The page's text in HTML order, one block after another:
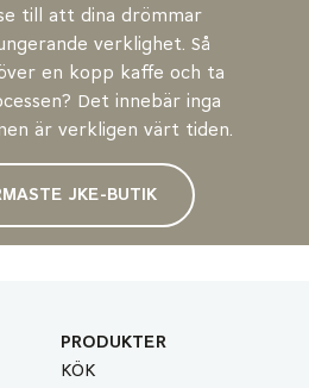
till att dina drömmar
verklighet. Så
en kopp kaffe och ta
Det innebär inga
är verkligen värt tiden.
JKE-BUTIK
PRODUKTER
KÖK